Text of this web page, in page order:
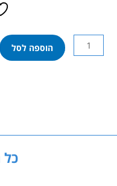
כמות
של
107
הוספה לסל